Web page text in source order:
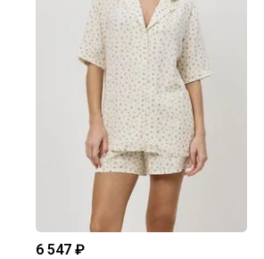
6 547 ₽